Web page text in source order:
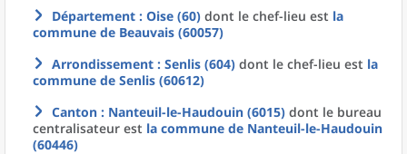
Département : Oise (60) dont le chef-lieu est la
commune de Beauvais (60057)
Arrondissement : Senlis (604) dont le chef-lieu est la
commune de Senlis (60612)
Canton : Nanteuil-le-Haudouin (6015) dont le bureau
centralisateur est la commune de Nanteuil-le-Haudouin
(60446)